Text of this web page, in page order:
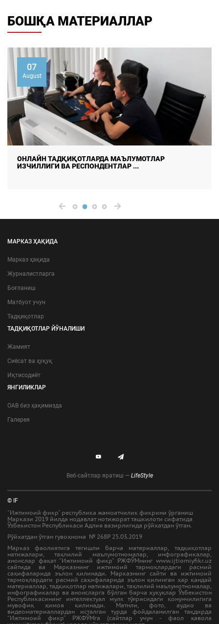
БОШҚА МАТЕРИАЛЛАР
07
August
ОНЛАЙН ТАДҚИҚОТЛАРДА МАЪЛУМОТЛАР
ИЗЧИЛЛИГИ ВА РЕСПОНДЕНТЛАР ...
МАРКАЗ ҲАҚИДА
Марказ ҳақида
Журналистларга
Боғланиш
Матбуот учун
Тадқиқотлар
ТАДҚИҚОТЛАР ЙЎНАЛИШИ
Жамият
Сиёсат ва ҳуқуқ
Иқтисодиёт
ЯНГИЛИКЛАР
ОАВ биз ҳақимизда
Галерея
Веб-сайтлар яратиш — LifeStyle
© IF
"Ижтимоий фикр" республика жамоатчилик фикрини ўрганиш
Маркази 2019 йилда нодавлат нотижорат ташкилоти сифатида
Ўзбекистон Республикаси Адлия вазирлигида рўйхатдан ўтган.
Рўйхатдан ўтган гувоҳнома № 268Р 25.03.2019
Марказ фаолиятига тегишли барча материаллар, тадқиқотлар
натижалари, таҳлилий маълумотномалар, инфографикалар,
анонслар фақат “Ижтимоий фикр” РЖФЎМнинг www.ijtiomiyfikr.uz
сайтида ва Марказнинг ижтимоий тармоқлардаги расмий
саҳифаларида эълон қилинади. Марказнинг сайти ва ижтимоий
тармоқлардаги расмий саҳифаларида эълон қилинган ҳар қандай
материаллар, тадқиқотлар натижалари, таҳлилий маълумотномалар,
инфографикалар ва анонсларга бўлган барча ҳуқуқлар Ўзбекистон
Республикасининг интеллектуал мулк тўғрисидаги қонунчилигига
мувофиқ ҳимоя қилинади. Матнли, фото, аудио ва
видеоматериаллардан исталган турда фойдаланилган тақдирда
“Ижтимоий фикр” РЖФЎМга (сайтлар учун - фаол ҳавола